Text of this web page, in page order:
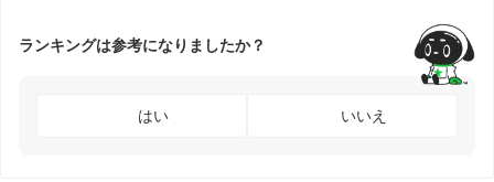
ランキングは参考になりましたか？
はい いいえ